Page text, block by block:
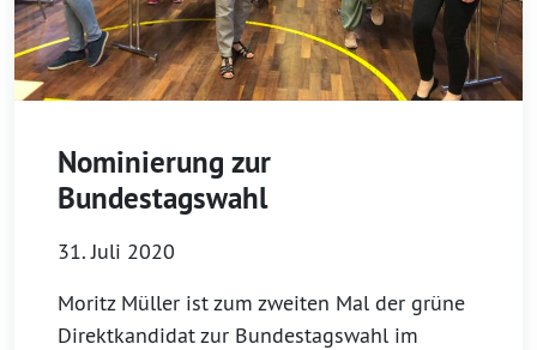
Nominierung zur
Bundestagswahl
31. Juli 2020
Moritz Müller ist zum zweiten Mal der grüne
Direktkandidat zur Bundestagswahl im